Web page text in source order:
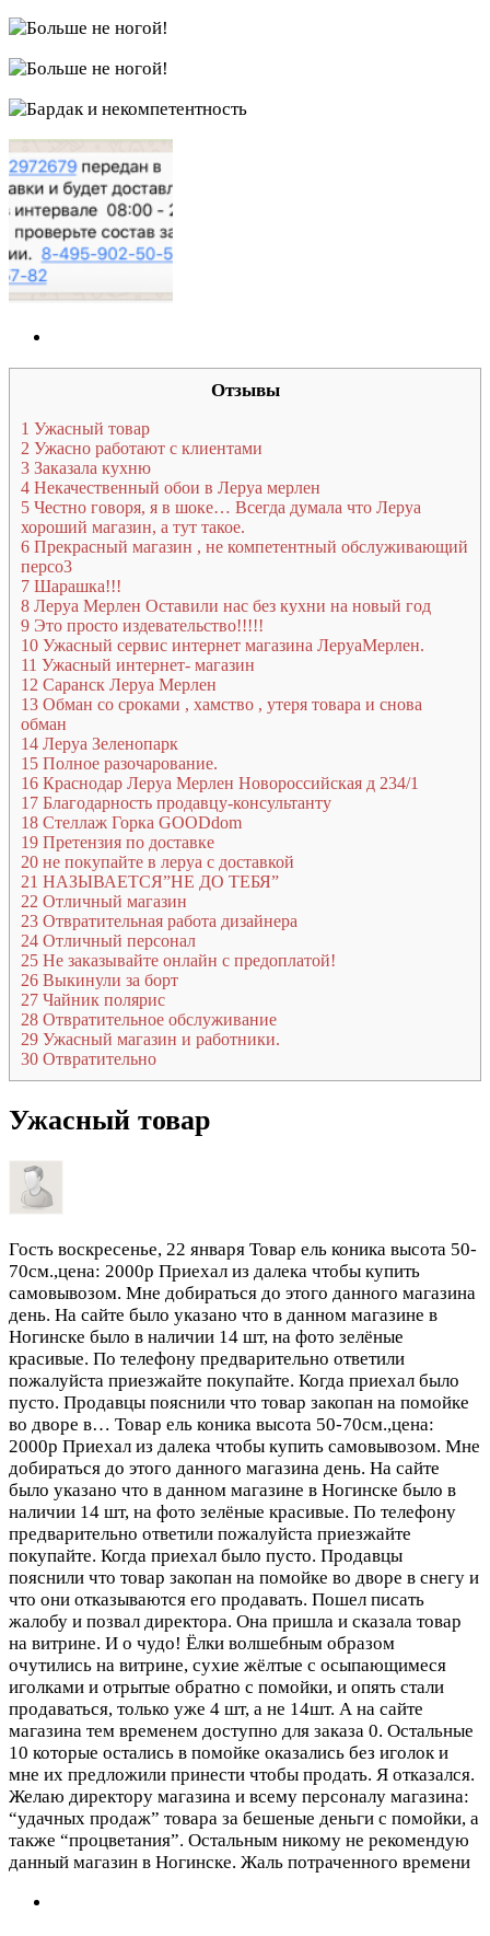
Отзывы
1 Ужасный товар
2 Ужасно работают с клиентами
3 Заказала кухню
4 Некачественный обои в Леруа мерлен
5 Честно говоря, я в шоке… Всегда думала что Леруа
хороший магазин, а тут такое.
6 Прекрасный магазин , не компетентный обслуживающий
персо3
7 Шарашка!!!
8 Леруа Мерлен Оставили нас без кухни на новый год
9 Это просто издевательство!!!!!
10 Ужасный сервис интернет магазина ЛеруаМерлен.
11 Ужасный интернет- магазин
12 Саранск Леруа Мерлен
13 Обман со сроками , хамство , утеря товара и снова
обман
14 Леруа Зеленопарк
15 Полное разочарование.
16 Краснодар Леруа Мерлен Новороссийская д 234/1
17 Благодарность продавцу-консультанту
18 Стеллаж Горка GOODdom
19 Претензия по доставке
20 не покупайте в леруа с доставкой
21 НАЗЫВАЕТСЯ”НЕ ДО ТЕБЯ”
22 Отличный магазин
23 Отвратительная работа дизайнера
24 Отличный персонал
25 Не заказывайте онлайн с предоплатой!
26 Выкинули за борт
27 Чайник полярис
28 Отвратительное обслуживание
29 Ужасный магазин и работники.
30 Отвратительно
Ужасный товар
Гость воскресенье, 22 января Товар ель коника высота 50-
70см.,цена: 2000р Приехал из далека чтобы купить
самовывозом. Мне добираться до этого данного магазина
день. На сайте было указано что в данном магазине в
Ногинске было в наличии 14 шт, на фото зелёные
красивые. По телефону предварительно ответили
пожалуйста приезжайте покупайте. Когда приехал было
пусто. Продавцы пояснили что товар закопан на помойке
во дворе в… Товар ель коника высота 50-70см.,цена:
2000р Приехал из далека чтобы купить самовывозом. Мне
добираться до этого данного магазина день. На сайте
было указано что в данном магазине в Ногинске было в
наличии 14 шт, на фото зелёные красивые. По телефону
предварительно ответили пожалуйста приезжайте
покупайте. Когда приехал было пусто. Продавцы
пояснили что товар закопан на помойке во дворе в снегу и
что они отказываются его продавать. Пошел писать
жалобу и позвал директора. Она пришла и сказала товар
на витрине. И о чудо! Ёлки волшебным образом
очутились на витрине, сухие жёлтые с осыпающимеся
иголками и отрытые обратно с помойки, и опять стали
продаваться, только уже 4 шт, а не 14шт. А на сайте
магазина тем временем доступно для заказа 0. Остальные
10 которые остались в помойке оказались без иголок и
мне их предложили принести чтобы продать. Я отказался.
Желаю директору магазина и всему персоналу магазина:
“удачных продаж” товара за бешеные деньги с помойки, а
также “процветания”. Остальным никому не рекомендую
данный магазин в Ногинске. Жаль потраченного времени